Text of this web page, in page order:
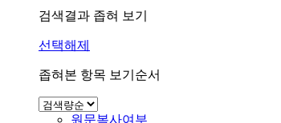
검색결과 좁혀 보기
선택해제
좁혀본 항목 보기순서
원문복사여부